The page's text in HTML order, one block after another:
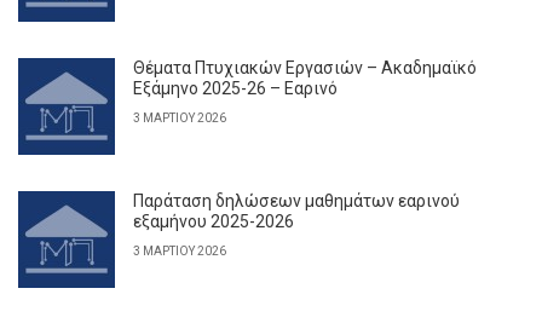
Θέματα Πτυχιακών Εργασιών – Ακαδημαϊκό
Εξάμηνο 2025-26 – Εαρινό
3 ΜΑΡΤΊΟΥ 2026
Παράταση δηλώσεων μαθημάτων εαρινού
εξαμήνου 2025-2026
3 ΜΑΡΤΊΟΥ 2026